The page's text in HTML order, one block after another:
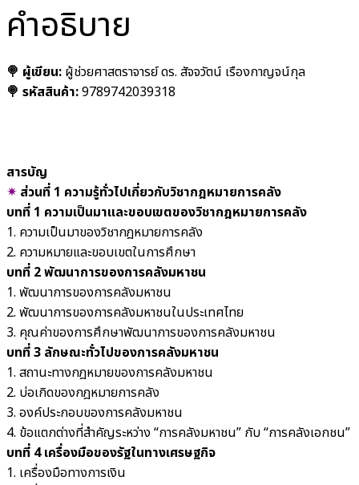
คำอธิบาย
🍭 ผู้เขียน: ผู้ช่วยศาสตราจารย์ ดร. สัจจวัตน์ เรืองกาญจน์กุล
🍭 รหัสสินค้า:9789742039318
สารบัญ
✴︎ ส่วนที่ 1 ความรู้ทั่วไปเกี่ยวกับวิชากฎหมายการคลัง
บทที่ 1 ความเป็นมาและขอบเขตของวิชากฎหมายการคลัง
1. ความเป็นมาของวิชากฎหมายการคลัง
2. ความหมายและขอบเขตในการศึกษา
บทที่ 2 พัฒนาการของการคลังมหาชน
1. พัฒนาการของการคลังมหาชน
2. พัฒนาการของการคลังมหาชนในประเทศไทย
3. คุณค่าของการศึกษาพัฒนาการของการคลังมหาชน
บทที่ 3 ลักษณะทั่วไปของการคลังมหาชน
1. สถานะทางกฎหมายของการคลังมหาชน
2. บ่อเกิดของกฎหมายการคลัง
3. องค์ประกอบของการคลังมหาชน
4. ข้อแตกต่างที่สำคัญระหว่าง “การคลังมหาชน” กับ “การคลังเอกชน”
บทที่ 4 เครื่องมือของรัฐในทางเศรษฐกิจ
1. เครื่องมือทางการเงิน